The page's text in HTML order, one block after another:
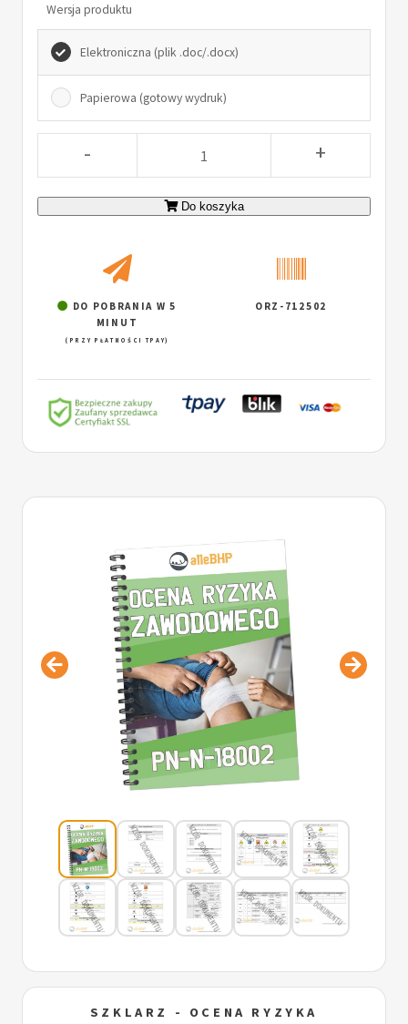
SZKLARZ - OCENA RYZYKA
Wersja produktu
Elektroniczna (plik .doc/.docx)
Papierowa (gotowy wydruk)
- +
Do koszyka
DO POBRANIA W 5
MINUT
(PRZY PŁATNOŚCI TPAY)
ORZ-712502